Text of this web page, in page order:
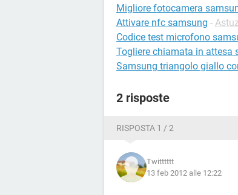
Migliore fotocamera
Attivare nfc samsung -
Codice test microfono
Togliere chiamata in attesa
Samsung triangolo giallo
2 risposte
RISPOSTA 1 / 2
Twitttttt
13 feb 2012 alle 12:22